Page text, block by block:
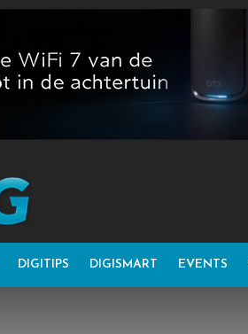
DIGITIPS DIGISMART EVENTS